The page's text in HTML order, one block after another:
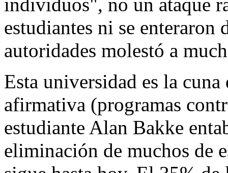
estudiantes ni se enteraron
autoridades molestó a
Esta universidad es la
afirmativa (programas
estudiante Alan Bakke
eliminación de muchos de